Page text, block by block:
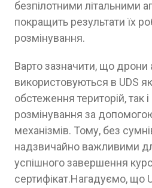
безпілотними літальними
покращить результати їх
розмінування.
Варто зазначити, що дрони
використовуються в UDS
обстеження територій, так і
розмінування за
механізмів. Тому, без
надзвичайно важливими
успішного завершення
сертифікат.Нагадуємо, що